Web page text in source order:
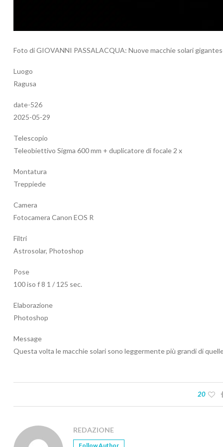
Foto di GIOVANNI PASSALACQUA: Nuove macchie solari
Luogo
Ragusa
date-526
2025-05-29
Telescopio
Teleobiettivo Sigma 600 mm + duplicatore di focale 2 x
Montatura
Treppiede
Camera
Fotocamera Canon EOS R
Filtri
Astrosolar, Photoshop
Pose
100 iso f 8 1 / 125 sec.
Elaborazione
Photoshop
Message
Questa volta le macchie solari sono leggermente più grandi di
20
REDAZIONE
Follow Author